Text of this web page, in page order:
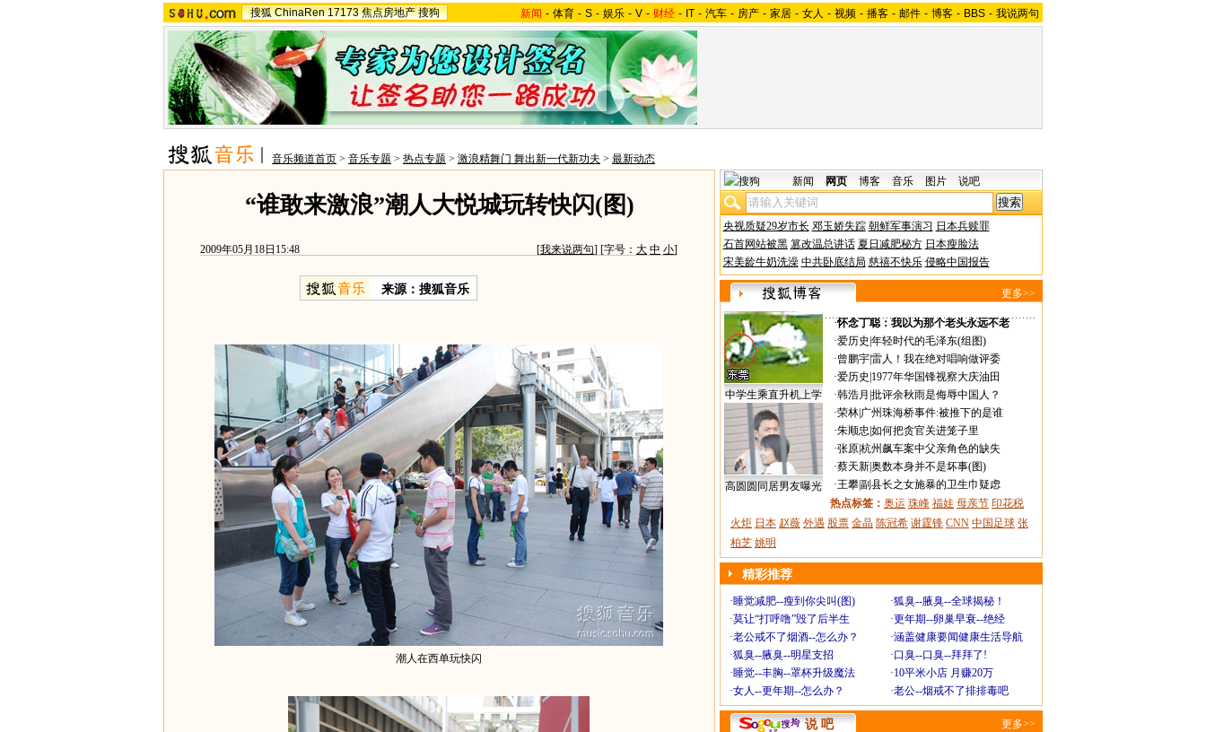
搜狐 ChinaRen 17173 焦点房地产 搜狗 新闻 - 体育 - S - 娱乐 - V - 财经 - IT - 汽车 - 房产 - 家居 - 女人 - 视频 - 播客 - 邮件 - 博客 - BBS - 我说两句
音乐频道首页 > 音乐专题 > 热点专题 > 激浪精舞门 舞出新一代新功夫 > 最新动态
“谁敢来激浪”潮人大悦城玩转快闪(图)
2009年05月18日15:48 [我来说两句] [字号： 大 中 小]
来源： 搜狐音乐
潮人在西单玩快闪
新闻 网页 博客 音乐 图片 说吧
央视质疑29岁市长 邓玉娇失踪 朝鲜军事演习 日本兵赎罪
石首网站被黑 篡改温总讲话 夏日减肥秘方 日本瘦脸法
宋美龄牛奶洗澡 中共卧底结局 慈禧不快乐 侵略中国报告
更多>>
中学生乘直升机上学
高圆圆同居男友曝光
·怀念丁聪：我以为那个老头永远不老
·爱历史 年轻时代的毛泽东(组图)
·曾鹏宇|雷人！我在绝对唱响做评委
·爱历史 1977年华国锋视察大庆油田
·韩浩月 批评余秋雨是侮辱中国人？
·荣林| 广州珠海桥事件:被推下的是谁
·朱顺忠 如何把贪官关进笼子里
·张原|杭州飙车案中父亲角色的缺失
·蔡天新|奥数本身并不是坏事(图)
·王攀|副县长之女施暴的卫生巾疑虑
热点标签： 奥运 珠峰 福娃 母亲节 印花税
火炬 日本 赵薇 外遇 股票 金晶 陈冠希 谢霆锋 CNN 中国足球 张
柏芝 姚明
精彩推荐
·睡觉减肥--瘦到你尖叫(图) ·狐臭--腋臭--全球揭秘！
·莫让“打呼噜”毁了后半生 ·更年期--卵巢早衰--绝经
·老公戒不了烟酒--怎么办？ ·涵盖健康要闻健康生活导航
·狐臭--腋臭--明星支招 ·口臭--口臭--拜拜了!
·睡觉--丰胸--罩杯升级魔法 ·10平米小店 月赚20万
·女人--更年期--怎么办？ ·老公--烟戒不了排排毒吧
说 吧 更多>>